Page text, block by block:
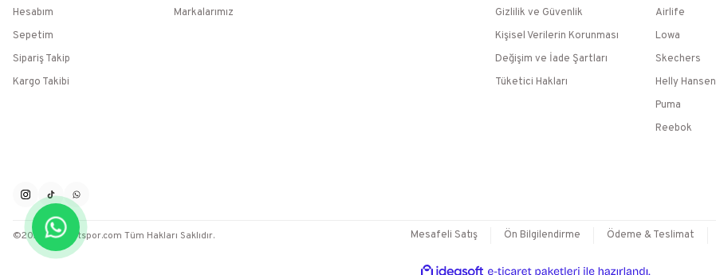
Hesabım
Sepetim
Sipariş Takip
Kargo Takibi
Markalarımız
Gizlilik ve Güvenlik
Kişisel Verilerin Korunması
Değişim ve İade Şartları
Tüketici Hakları
Airlife
Lowa
Skechers
Helly Hansen
Puma
Reebok
©2026 / Muratspor.com Tüm Hakları Saklıdır. Mesafeli Satış Ön Bilgilendirme Ödeme & Teslimat
ideasoft e-